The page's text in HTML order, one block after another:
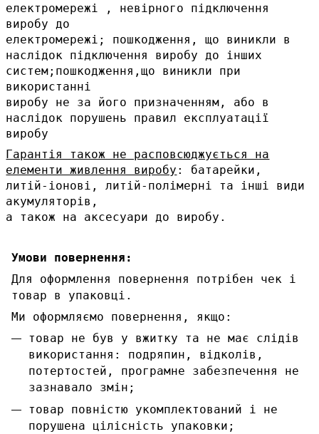
електромережі , невірного підключення
виробу до
електромережі; пошкодження, що виникли в
наслідок підключення виробу до інших
систем;пошкодження,що виникли при
використанні
виробу не за його призначенням, або в
наслідок порушень правил експлуатації
виробу
Гарантія також не расповсюджується на
елементи живлення виробу : батарейки,
литій-іонові, литій-полімерні та інші види
акумуляторів,
а також на аксесуари до виробу.
Умови повернення:
Для оформлення повернення потрібен чек і
товар в упаковці.
Ми оформляємо повернення, якщо:
товар не був у вжитку та не має слідів
використання: подряпин, відколів,
потертостей, програмне забезпечення не
зазнавало змін;
товар повністю укомплектований і не
порушена цілісність упаковки;